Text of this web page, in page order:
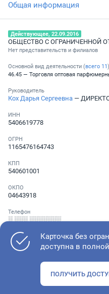
Общая информация
Действующее, 22.09.2016
ОБЩЕСТВО С ОГРАНИЧЕННОЙ
Нет представительств и филиалов
Основной вид деятельности (всего 11)
46.45 — Торговля оптовая
Руководитель
Кох Дарья Сергеевна —
ИНН
5406619778
ОГРН
1165476164743
КПП
540601001
ОКПО
04643918
Телефон
░ ░░░ ░░░░░░░
Проверьте учредительные
Карточка без
доступна в
ПОЛУЧИТЬ